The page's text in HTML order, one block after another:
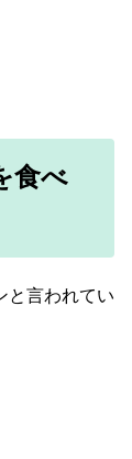
食べ
と言われてい